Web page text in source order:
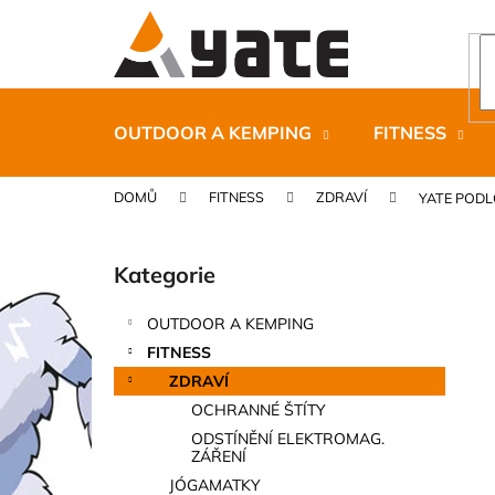
OUTDOOR A KEMPING FITNESS
DOMŮ FITNESS ZDRAVÍ YATE
r
a
n
Přeskočit
kategorie
Kategorie
OUTDOOR A KEMPING
FITNESS
ZDRAVÍ
OCHRANNÉ ŠTÍTY
ODSTÍNĚNÍ ELEKTROMAG.
ZÁŘENÍ
JÓGAMATKY
í
do
do
CARNOSPORT GEL 100 ML
899 Kč